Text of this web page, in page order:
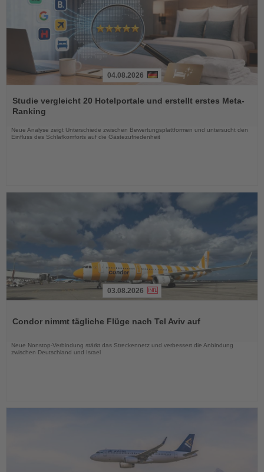
Sie
die
Nachrichten
04.08.2026
Studie vergleicht 20 Hotelportale und erstellt erstes Meta-
Ranking
Neue Analyse zeigt Unterschiede zwischen Bewertungsplattformen und untersucht den
Einfluss des Schlafkomforts auf die Gästezufriedenheit
die
03.08.2026
Condor nimmt tägliche Flüge nach Tel Aviv auf
Neue Nonstop-Verbindung stärkt das Streckennetz und verbessert die Anbindung
zwischen Deutschland und Israel